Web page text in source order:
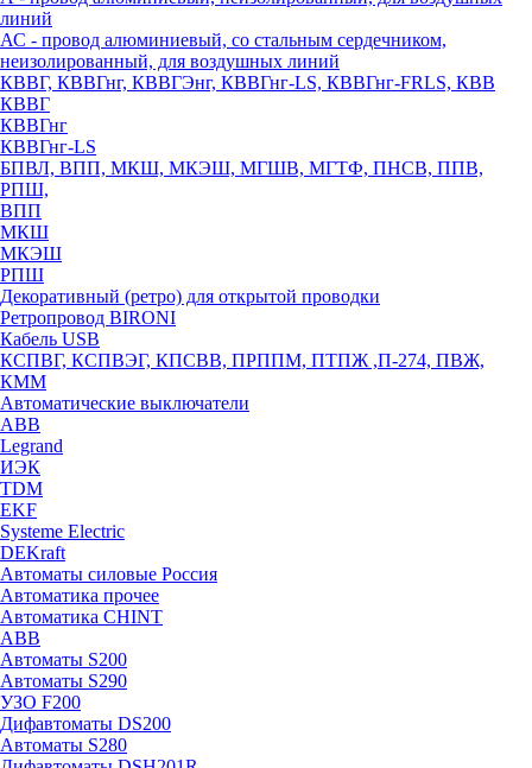
линий
АС - провод алюминиевый, со стальным сердечником,
неизолированный, для воздушных линий
КВВГ, КВВГнг, КВВГЭнг, КВВГнг-LS, КВВГнг-FRLS, КВВ
КВВГ
КВВГнг
КВВГнг-LS
БПВЛ, ВПП, МКШ, МКЭШ, МГШВ, МГТФ, ПНСВ, ППВ,
РПШ,
ВПП
МКШ
МКЭШ
РПШ
Декоративный (ретро) для открытой проводки
Ретропровод BIRONI
Кабель USB
КСПВГ, КСПВЭГ, КПСВВ, ПРППМ, ПТПЖ ,П-274, ПВЖ,
КММ
Автоматические выключатели
ABB
Legrand
ИЭК
TDM
EKF
Systeme Electric
DEKraft
Автоматы силовые Россия
Автоматика прочее
Автоматика CHINT
ABB
Автоматы S200
Автоматы S290
УЗО F200
Дифавтоматы DS200
Автоматы S280